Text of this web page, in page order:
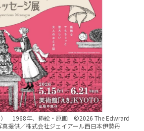
） 1968年、挿絵・原画 ©2026 The Edwrard
提供／株式会社ジェイアール西日本伊勢丹